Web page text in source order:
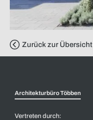
Zurück zur Übersicht
Architekturbüro Többen
Vertreten durch: